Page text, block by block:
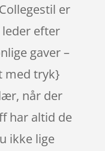
er
efter
gaver –
med tryk}
når der
har altid de
ikke lige